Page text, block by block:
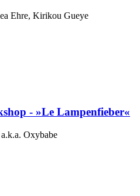
Ehre, Kirikou Gueye
- »Le Lampenfieber«
Oxybabe